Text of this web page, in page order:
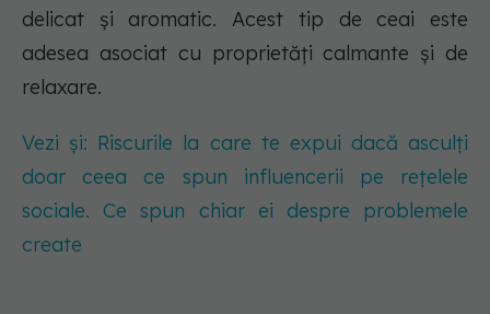
delicat și aromatic. Acest tip de ceai este
adesea asociat cu proprietăți calmante și de
relaxare.
Vezi și: Riscurile la care te expui dacă asculți
doar ceea ce spun influencerii pe rețelele
sociale. Ce spun chiar ei despre problemele
create